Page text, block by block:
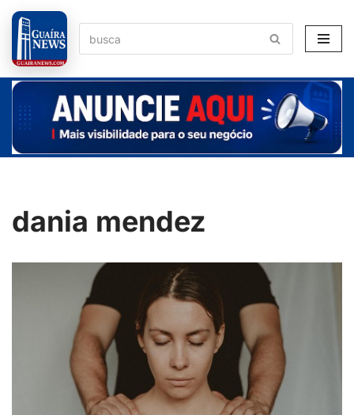
Pular
para
o
conteúdo
dania mendez